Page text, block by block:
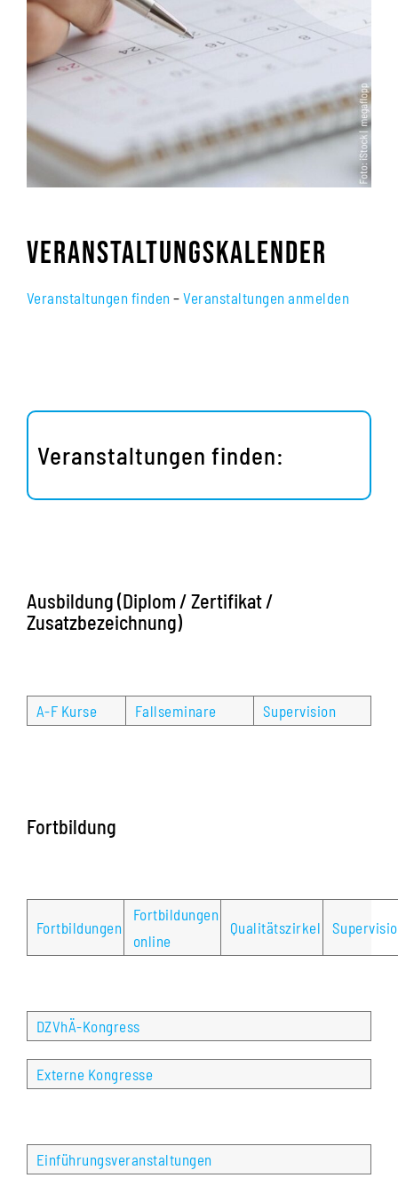
Veranstaltungskalender
Veranstaltungen finden –Veranstaltungen anmelden
Veranstaltungen finden:
Ausbildung (Diplom / Zertifikat /
Zusatzbezeichnung)
A-F Kurse Fallseminare Supervision
Fortbildung
Fortbildungen
Fortbildungen
online
Qualitätszirkel
DZVhÄ-Kongress
Externe Kongresse
Einführungsveranstaltungen